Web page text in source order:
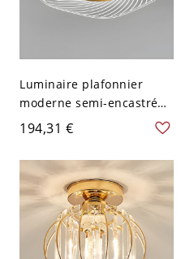
Luminaire plafonnier
moderne semi-encastré
élégant en or avec abat-
jour en acrylique
iridescent - 1 Couche 110
V-120 V 41,91 cm Blanc
194,31 €